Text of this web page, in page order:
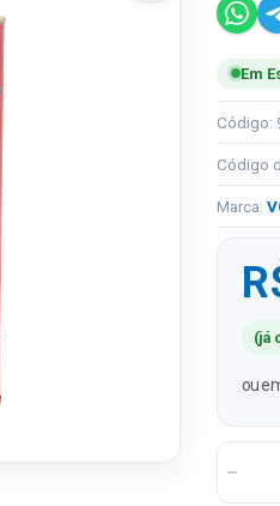
Em
Código:
Código
Marca:
(já
ou